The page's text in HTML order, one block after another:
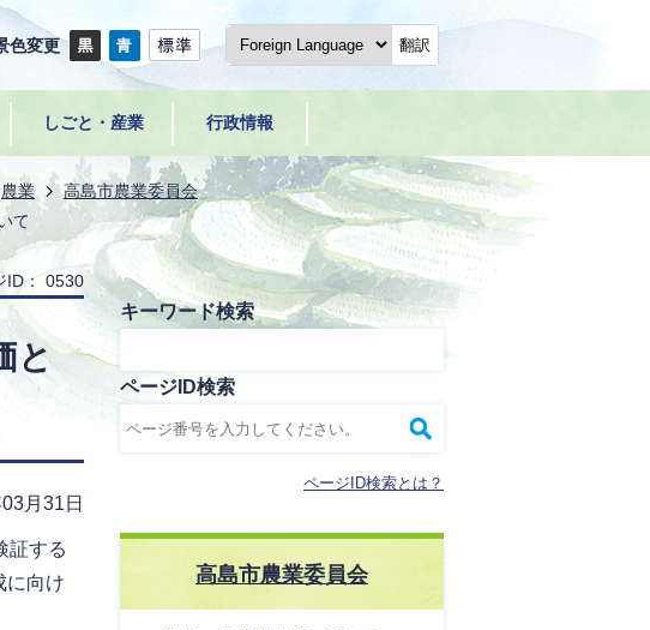
色変更 翻訳
しごと・産業 行政情報
農業
高島市農業委員会
て
： 0530
と
月31日
証する
に向け
キーワード検索
ページID検索
ページID検索とは？
高島市農業委員会